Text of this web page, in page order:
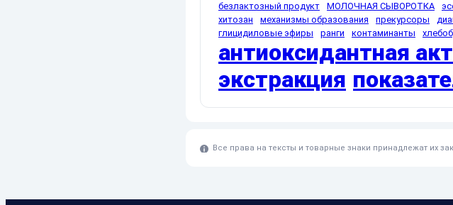
безлактозный продукт
МОЛОЧНАЯ СЫВОРОТКА
хитозан
механизмы образования прекурсоры
глицидиловые эфиры
ранги контаминанты
антиоксидантная
экстракция
Все права на тексты и товарные знаки принадлежат их